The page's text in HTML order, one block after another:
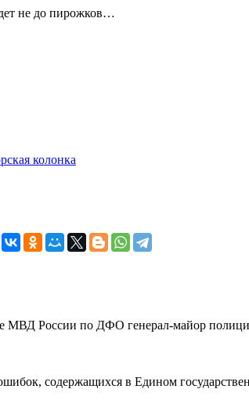
не до пирожков…
колонка
МВД России по ДФО генерал-майор
содержащихся в Едином